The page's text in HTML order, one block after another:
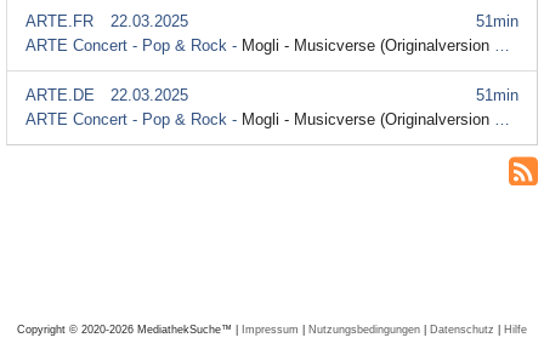
51min
ARTE.FR
22.03.2025
ARTE Concert - Pop & Rock - Mogli - Musicverse (Originalversion mit Untertitel)
51min
ARTE.DE
22.03.2025
ARTE Concert - Pop & Rock - Mogli - Musicverse (Originalversion mit Untertitel)
Copyright © 2020-2026 MediathekSuche™ | Impressum | Nutzungsbedingungen | Datenschutz | Hilfe